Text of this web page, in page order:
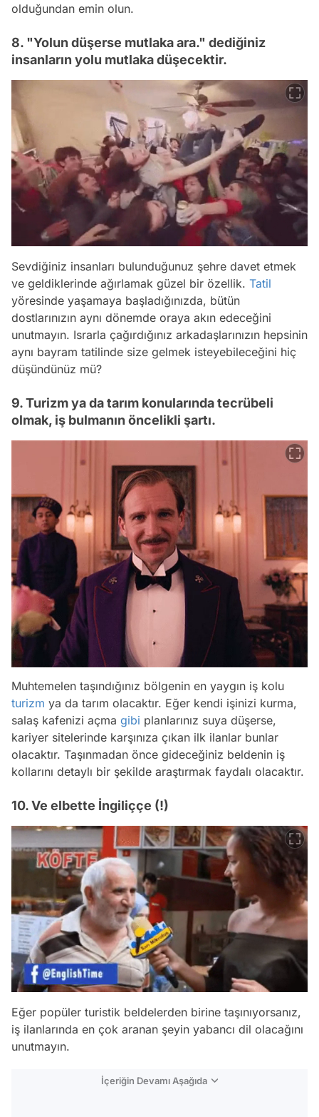
olduğundan emin olun.
8. "Yolun düşerse mutlaka ara." dediğiniz
insanların yolu mutlaka düşecektir.
Sevdiğiniz insanları bulunduğunuz şehre davet etmek
ve geldiklerinde ağırlamak güzel bir özellik. Tatil
yöresinde yaşamaya başladığınızda, bütün
dostlarınızın aynı dönemde oraya akın edeceğini
unutmayın. Israrla çağırdığınız arkadaşlarınızın hepsinin
aynı bayram tatilinde size gelmek isteyebileceğini hiç
düşündünüz mü?
9. Turizm ya da tarım konularında tecrübeli
olmak, iş bulmanın öncelikli şartı.
Muhtemelen taşındığınız bölgenin en yaygın iş kolu
turizm ya da tarım olacaktır. Eğer kendi işinizi kurma,
salaş kafenizi açma gibi planlarınız suya düşerse,
kariyer sitelerinde karşınıza çıkan ilk ilanlar bunlar
olacaktır. Taşınmadan önce gideceğiniz beldenin iş
kollarını detaylı bir şekilde araştırmak faydalı olacaktır.
10. Ve elbette İngiliççe (!)
Eğer popüler turistik beldelerden birine taşınıyorsanız,
iş ilanlarında en çok aranan şeyin yabancı dil olacağını
unutmayın.
İçeriğin Devamı Aşağıda